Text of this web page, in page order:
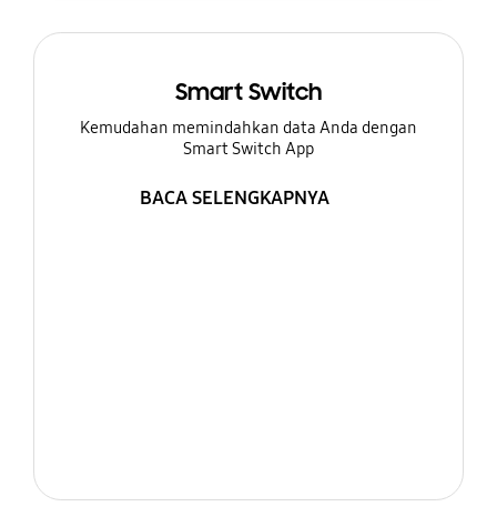
Smart Switch
Kemudahan memindahkan data Anda dengan
Smart Switch App
BACA SELENGKAPNYA